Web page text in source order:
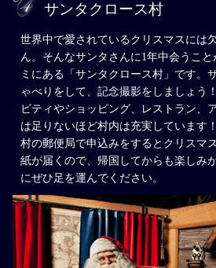
サンタクロース村
世界中で愛されているクリスマスには
ん。そんなサンタさんに1年中会うこ
ミにある「サンタクロース村」です。
ゃべりをして、記念撮影をしましょう
ビティやショッピング、レストラン、
は足りないほど村内は充実しています
村の郵便局で申込みをするとクリスマ
紙が届くので、帰国してからも楽しみ
にぜひ足を運んでください。